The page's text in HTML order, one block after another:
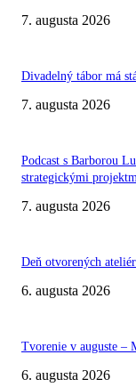
7. augusta 2026
Divadelný tábor má
7. augusta 2026
Podcast s Barborou
strategickými
7. augusta 2026
Deň otvorených
6. augusta 2026
Tvorenie v auguste –
6. augusta 2026